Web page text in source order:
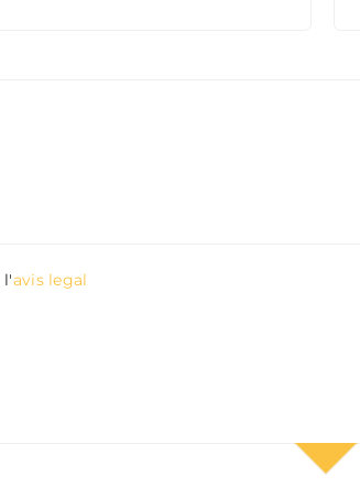
l'avis legal